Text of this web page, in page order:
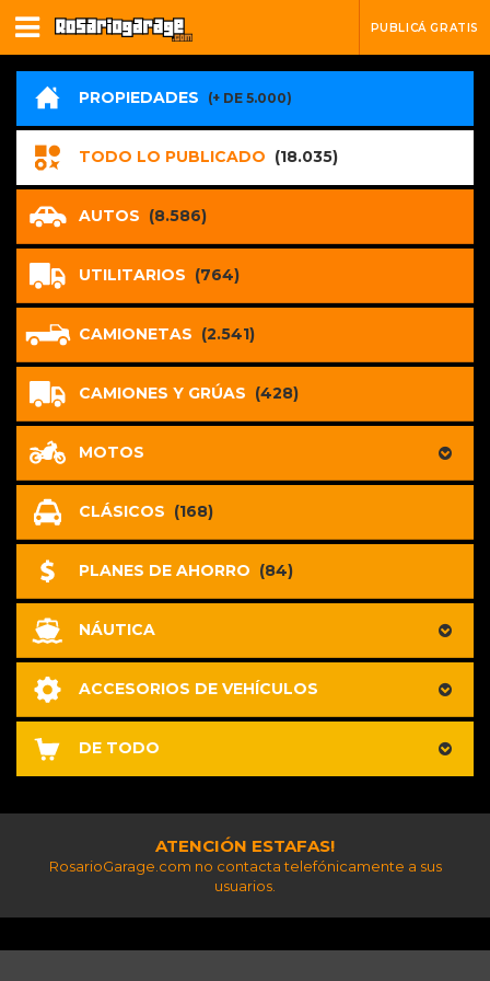
PUBLICÁ GRATIS
PROPIEDADES (+ DE 5.000)
TODO LO PUBLICADO (18.035)
AUTOS (8.586)
UTILITARIOS (764)
CAMIONETAS (2.541)
CAMIONES Y GRÚAS (428)
MOTOS
CLÁSICOS (168)
PLANES DE AHORRO (84)
NÁUTICA
ACCESORIOS DE VEHÍCULOS
DE TODO
ATENCIÓN ESTAFAS!
RosarioGarage.com no contacta telefónicamente a sus
usuarios.